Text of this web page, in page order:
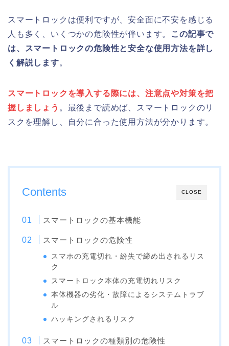
スマートロックは便利ですが、安全面に不安を感じる
人も多く、いくつかの危険性が伴います。
この記事で
は、スマートロックの危険性と安全な使用方法を詳し
く解説します。
スマートロックを導入する際には、注意点や対策を把
握しましょう 。最後まで読めば、スマートロックのリ
スクを理解し、自分に合った使用方法が分かります。
CLOSE
Contents
スマートロックの基本機能
スマートロックの危険性
スマホの充電切れ・紛失で締め出されるリス
ク
スマートロック本体の充電切れリスク
本体機器の劣化・故障によるシステムトラブ
ル
ハッキングされるリスク
スマートロックの種類別の危険性